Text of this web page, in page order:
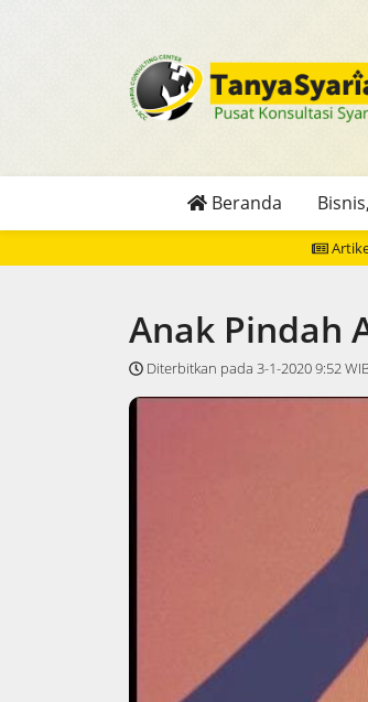
Beranda
Anak Pindah
Diterbitkan pada 3-1-2020 9:52